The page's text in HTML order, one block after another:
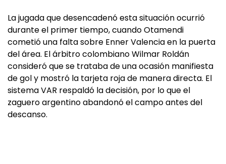
La jugada que desencadenó esta situación ocurrió
durante el primer tiempo, cuando Otamendi
cometió una falta sobre Enner Valencia en la puerta
del área. El árbitro colombiano Wilmar Roldán
consideró que se trataba de una ocasión manifiesta
de gol y mostró la tarjeta roja de manera directa. El
sistema VAR respaldó la decisión, por lo que el
zaguero argentino abandonó el campo antes del
descanso.